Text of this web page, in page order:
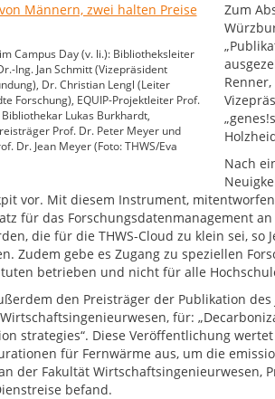
Campus Day (v. li.): Bibliotheksleiter
Ing. Jan Schmitt (Vizepräsident
Dr. Christian Lengl (Leiter
Forschung), EQUIP-Projektleiter Prof.
Lukas Burkhardt,
Prof. Dr. Peter Meyer und
Dr. Jean Meyer (Foto: THWS/Eva
Zum
Nach
vor. Mit diesem Instrument,
für das Forschungsdatenmanagement
die für die THWS-Cloud zu klein sei,
Zudem gebe es Zugang zu speziellen
betrieben und nicht für alle
den Preisträger der Publikation
für:
strategies“. Diese Veröffentlichung
für Fernwärme aus, um die
der Fakultät Wirtschaftsingenieurwesen,
befand.